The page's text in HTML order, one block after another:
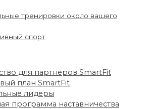
тренировки около вашего
спорт
для партнеров SmartFit
план SmartFit
лидеры
программа наставничества